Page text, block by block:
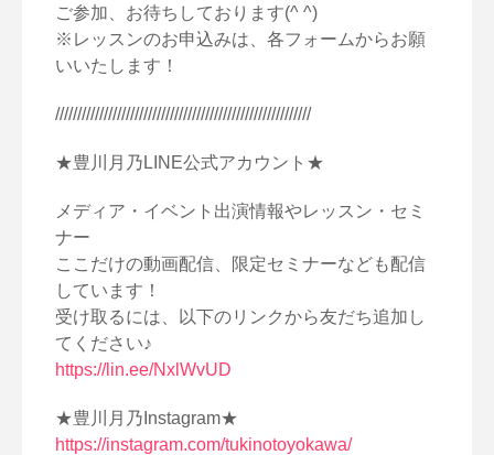
ご参加、お待ちしております(^ ^)
※レッスンのお申込みは、各フォームからお願
いいたします！
//////////////////////////////////////////////////////////
★豊川月乃LINE公式アカウント★
メディア・イベント出演情報やレッスン・セミ
ナー
ここだけの動画配信、限定セミナーなども配信
しています！
受け取るには、以下のリンクから友だち追加し
てください♪
https://lin.ee/NxlWvUD
★豊川月乃Instagram★
https://instagram.com/tukinotoyokawa/